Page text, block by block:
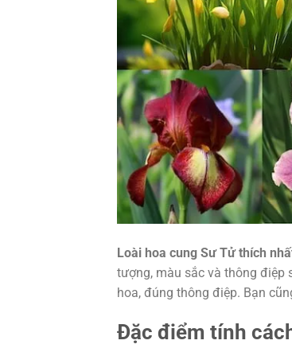
Loài hoa cung Sư Tử thích
tượng, màu sắc và thông điệp
hoa, đúng thông điệp. Bạn
Đặc điểm tính